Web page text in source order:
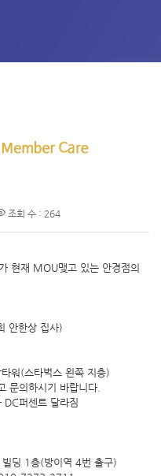
조회 수 : 264
현재 MOU맺고 있는 안경점의
안한상 집사)
워(스타벅스 왼쪽 지층)
문의하시기 바랍니다.
퍼센트 달라짐
딩 1층(방이역 4번 출구)